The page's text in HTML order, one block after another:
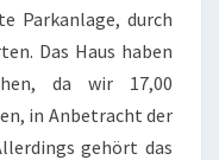
Parkanlage, durch
Das Haus haben
da wir 17,00
in Anbetracht der
gehört das